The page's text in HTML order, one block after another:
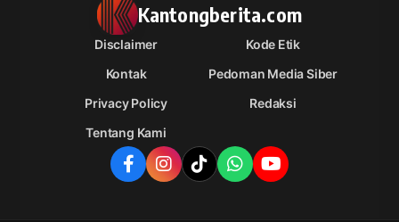
Kantongberita.com
Disclaimer
Kode Etik
Kontak
Pedoman Media Siber
Privacy Policy
Redaksi
Tentang Kami